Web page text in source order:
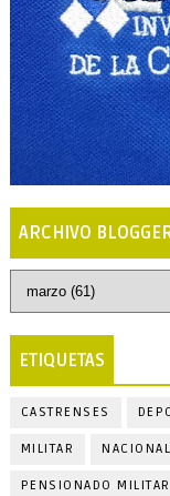
ARCHIVO
ETIQUETAS
CASTRENSES
MILITAR
PENSIONADO